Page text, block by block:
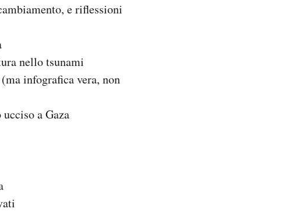
e riflessioni
nello tsunami
infografica vera, non
a Gaza